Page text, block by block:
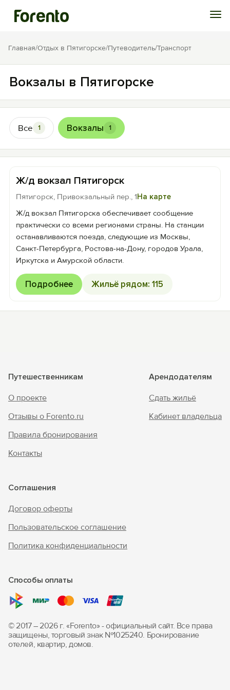
Войти
История просмотра
Добавить свой объект
Главная/Отдых в Пятигорске/Путеводитель/Транспорт
Вокзалы в Пятигорске
Все 1 Вокзалы 1
Ж/д вокзал Пятигорск
Пятигорск, Привокзальный пер., 1На карте
Ж/д вокзал Пятигорска обеспечивает сообщение
практически со всеми регионами страны. На станции
останавливаются поезда, следующие из Москвы,
Санкт-Петербурга, Ростова-на-Дону, городов Урала,
Иркутска и Амурской области.
Подробнее Жильё рядом: 115
Путешественникам
О проекте
Отзывы о Forento.ru
Правила бронирования
Контакты
Арендодателям
Сдать жильё
Кабинет владельца
Соглашения
Договор оферты
Пользовательское соглашение
Политика конфиденциальности
Способы оплаты
© 2017 – 2026 г. «Forento» - официальный сайт. Все права
защищены, торговый знак Nº1025240. Бронирование
отелей, квартир, домов.